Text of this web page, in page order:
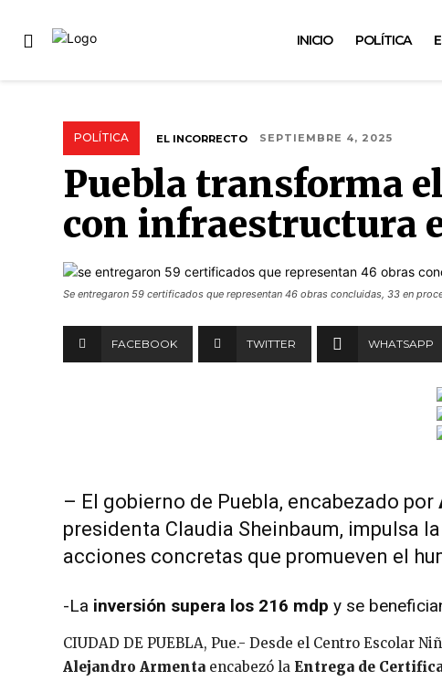
INICIO POLÍTICA
POLÍTICA EL INCORRECTO SEPTIEMBRE 4, 2025
Puebla transforma
con infraestructura
Se entregaron 59 certificados que representan 46 obras concluidas, 33 en
FACEBOOK TWITTER WHATSAPP
– El gobierno de Puebla, encabezado por
presidenta Claudia Sheinbaum, impulsa
acciones concretas que promueven el
-La inversión supera los 216 mdp y se
CIUDAD DE PUEBLA, Pue.- Desde el Centro Escolar
Alejandro Armenta encabezó la Entrega de